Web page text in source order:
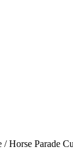
Horse Parade